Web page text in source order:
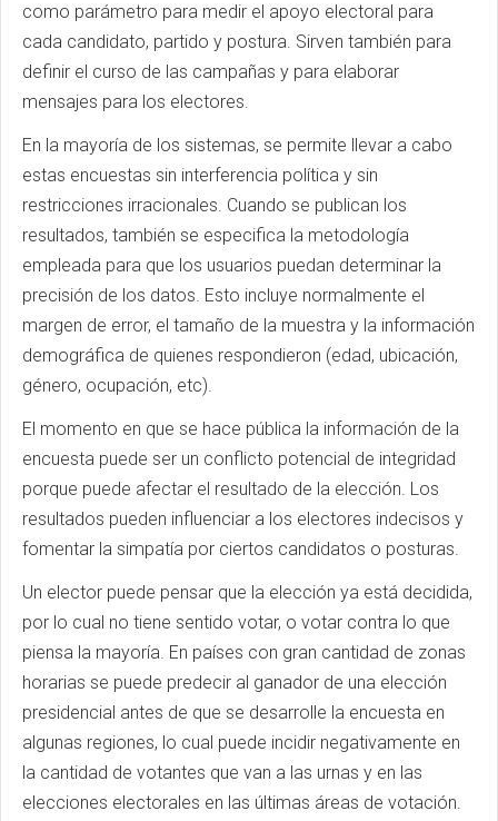
como parámetro para medir el apoyo electoral para
cada candidato, partido y postura. Sirven también para
definir el curso de las campañas y para elaborar
mensajes para los electores.
En la mayoría de los sistemas, se permite llevar a cabo
estas encuestas sin interferencia política y sin
restricciones irracionales. Cuando se publican los
resultados, también se especifica la metodología
empleada para que los usuarios puedan determinar la
precisión de los datos. Esto incluye normalmente el
margen de error, el tamaño de la muestra y la información
demográfica de quienes respondieron (edad, ubicación,
género, ocupación, etc).
El momento en que se hace pública la información de la
encuesta puede ser un conflicto potencial de integridad
porque puede afectar el resultado de la elección. Los
resultados pueden influenciar a los electores indecisos y
fomentar la simpatía por ciertos candidatos o posturas.
Un elector puede pensar que la elección ya está decidida,
por lo cual no tiene sentido votar, o votar contra lo que
piensa la mayoría. En países con gran cantidad de zonas
horarias se puede predecir al ganador de una elección
presidencial antes de que se desarrolle la encuesta en
algunas regiones, lo cual puede incidir negativamente en
la cantidad de votantes que van a las urnas y en las
elecciones electorales en las últimas áreas de votación.